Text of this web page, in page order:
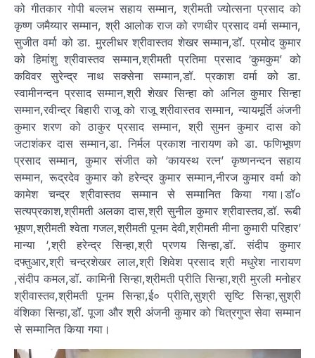
को गीतकार गोपी बल्लभ सहाय सम्मान, श्रीमती ज्योत्सना प्रसाद को
कृष्ण जमैय्यार सम्मान, श्री आलोक राज को रणधीर प्रसाद वर्मा सम्मान,
सुजीत वर्मा को डा. मुरलीधर श्रीवास्तव शेखर सम्मान,डॉ. प्रमोद कुमार
को हिमांशु श्रीवास्तव सम्मान,श्रीमती प्रतिमा प्रसाद ‘कुमकुम’ को
कविवर सुरेन्द्र नाथ सक्सेना सम्मान,डॉ. प्रकाश वर्मा को डा.
स्वामीनन्दन प्रसाद सम्मान,श्री शेखर सिन्हा को अनिल कुमार सिन्हा
सम्मान,रवीन्द्र बिहारी राजू को राजू श्रीवास्तव सम्मान, न्यायमूर्ति अंजनी
कुमार शरण को ठाकुर प्रसाद सम्मान, श्री सुमन कुमार दास को
जटाशंकर दास सम्मान,डा. निर्मल प्रकाश नारायण को डा. फणिभूषण
प्रसाद सम्मान, कुमार संजीत को ‘कायस्थ रत्न’ कृष्णनन्दन सहाय
सम्मान, रूद्रदेव कुमार को हरेन्द्र कुमार सम्मान,नीरज कुमार वर्मा को
कामेश चन्द्र श्रीवास्तव सम्मान से सम्मानित किया गया।डॉ०
सत्यप्रकाश,श्रीमती अलका दास,श्री सुनील कुमार श्रीवास्तव,डॉ. रूबी
भूषण,श्रीमती श्वेता गजल,श्रीमती पूनम देवी,श्रीमती मीना कुमारी परिहार’
मान्या ‘,श्री हरेन्द्र सिन्हा,श्री प्रणय सिन्हा,डॉ. संदीप कुमार
दफ्तुआर,श्री चन्द्रशेखर लाल,श्री शिवेश प्रसाद श्री मधुरेश नारायण
,संदीप कमल,डॉ. कामिनी सिन्हा,श्रीमती प्रीति सिन्हा,श्री मुरली मनोहर
श्रीवास्तव,श्रीमती पूनम सिन्हा,ई० प्रीति,सुश्री सृष्टि सिन्हा,सुश्री
वंशिका सिन्हा,डॉ. पूजा और श्री अंजनी कुमार को चित्रगुप्त सेवा सम्मान
से सम्मानित किया गया।